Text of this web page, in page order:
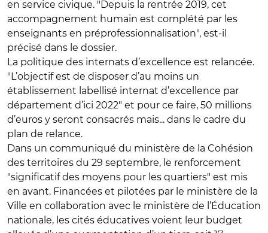
en service civique. "Depuis la rentrée 2019, cet
accompagnement humain est complété par les
enseignants en préprofessionnalisation", est-il
précisé dans le dossier.
La politique des internats d’excellence est relancée.
"L’objectif est de disposer d’au moins un
établissement labellisé internat d’excellence par
département d’ici 2022" et pour ce faire, 50 millions
d’euros y seront consacrés mais... dans le cadre du
plan de relance.
Dans un communiqué du ministère de la Cohésion
des territoires du 29 septembre, le renforcement
"significatif des moyens pour les quartiers" est mis
en avant. Financées et pilotées par le ministère de la
Ville en collaboration avec le ministère de l’Éducation
nationale, les cités éducatives voient leur budget